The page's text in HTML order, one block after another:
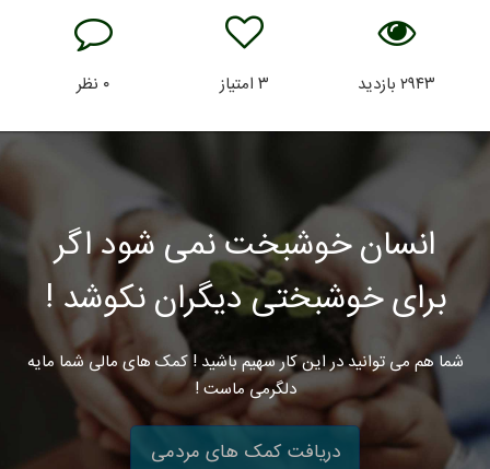
۲۹۴۳بازدید ۳امتیاز ۰ نظر
انسان خوشبخت نمی شود اگر
برای خوشبختی دیگران نکوشد !
شما هم می توانید در این کار سهیم باشید ! کمک های مالی شما مایه
دلگرمی ماست !
دریافت کمک های مردمی